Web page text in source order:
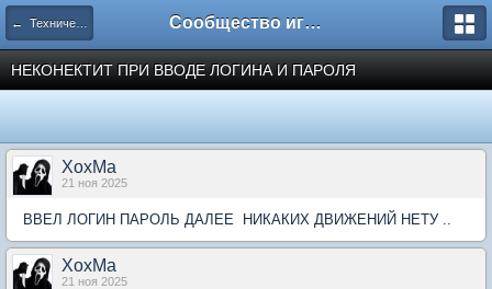
← Технический раздел / Technical section Сообщество игроков L2BesT.Org
НЕКОНЕКТИТ ПРИ ВВОДЕ ЛОГИНА И ПАРОЛЯ
XoxMa
21 ноя 2025
ВВЕЛ ЛОГИН ПАРОЛЬ ДАЛЕЕ НИКАКИХ ДВИЖЕНИЙ НЕТУ ..
XoxMa
21 ноя 2025